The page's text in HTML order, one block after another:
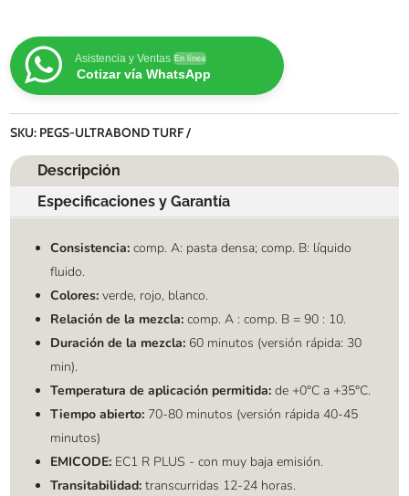
Asistencia y Ventas En línea
Cotizar vía WhatsApp
SKU: PEGS-ULTRABOND TURF
Descripción
Especificaciones y Garantía
Consistencia: comp. A: pasta densa; comp. B: líquido
fluido.
Colores: verde, rojo, blanco.
Relación de la mezcla: comp. A : comp. B = 90 : 10.
Duración de la mezcla: 60 minutos (versión rápida: 30
min).
Temperatura de aplicación permitida: de +0°C a +35°C.
Tiempo abierto: 70-80 minutos (versión rápida 40-45
minutos)
EMICODE: EC1 R PLUS - con muy baja emisión.
Transitabilidad: transcurridas 12-24 horas.